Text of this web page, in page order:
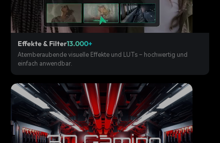
Effekte & Filter13.000+
Atemberaubende visuelle Effekte und LUTs – hochwertig und
einfach anwendbar.